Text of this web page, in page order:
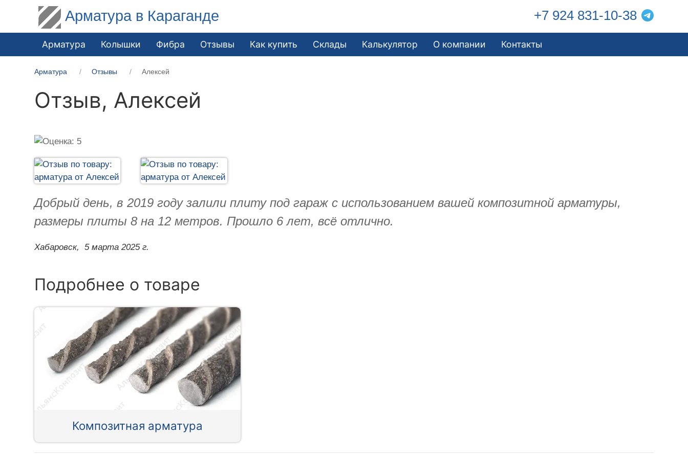
Арматура в Караганде +7 924 831-10-38
Арматура Колышки Фибра Отзывы Как купить Склады Калькулятор О компании Контакты
Арматура Отзывы Алексей
Отзыв, Алексей
Добрый день, в 2019 году залили плиту под гараж с использованием вашей композитной арматуры,
размеры плиты 8 на 12 метров. Прошло 6 лет, всё отлично.
Хабаровск, 5 марта 2025 г.
Подробнее о товаре
Композитная арматура